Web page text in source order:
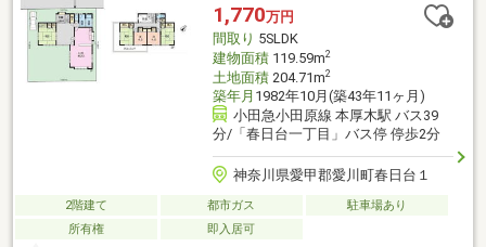
1,770万円
間取り 5SLDK
建物面積119.59m2
土地面積204.71m2
築年月 1982年10月(築43年11ヶ月)
小田急小田原線 本厚木駅 バス39
分/「春日台一丁目」バス停 停歩2分
神奈川県愛甲郡愛川町春日台１
2階建て 都市ガス
駐車場あり
所有権
即入居可